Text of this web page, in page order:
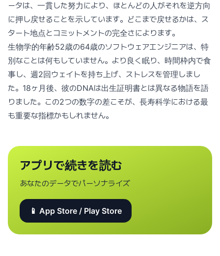
ータは、一貫した努力により、ほとんどの人がそれを逆方向
に押し戻せることを示しています。どこまで戻せるかは、ス
タート地点とコミットメントの完全さによります。
生物学的年齢52歳の64歳のソフトウェアエンジニアは、特
別なことは何もしていません。より良く眠り、時間枠内で食
事し、週2回ウェイトを持ち上げ、ストレスを管理しまし
た。18ヶ月後、彼のDNAは出生証明書とは異なる物語を語
りました。この2つの数字の差こそが、長寿科学における最
も重要な指標かもしれません。
アプリで続きを読む
あなたのデータでパーソナライズ
📱 App Store / Play Store